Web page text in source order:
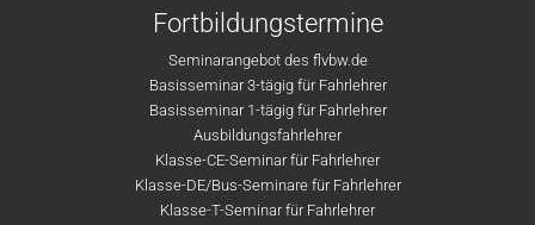
Fortbildungstermine
Seminarangebot des flvbw.de
Basisseminar 3-tägig für Fahrlehrer
Basisseminar 1-tägig für Fahrlehrer
Ausbildungsfahrlehrer
Klasse-CE-Seminar für Fahrlehrer
Klasse-DE/Bus-Seminare für Fahrlehrer
Klasse-T-Seminar für Fahrlehrer